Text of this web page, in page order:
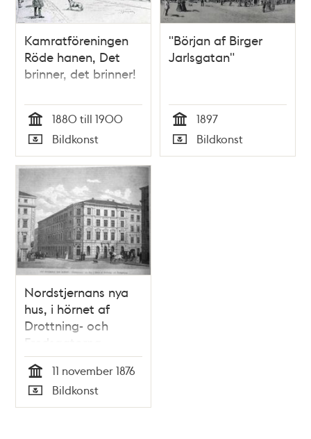
Kamratföreningen
Röde hanen, Det
brinner, det brinner!
Tid
1880 till 1900
Typ
Bildkonst
"Början af Birger
Jarlsgatan"
Tid
1897
Typ
Bildkonst
Nordstjernans nya
hus, i hörnet af
Drottning- och
Fredsgatorna
Tid
11 november 1876
Typ
Bildkonst